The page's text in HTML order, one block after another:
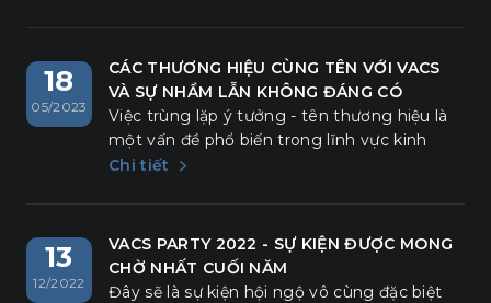
chỉ kéo dài 3 ngày 2 đêm nhưng thực sự đã
mang lại cho VACSers nhiều cảm xúc, nhiều
khoảnh khắc lắng đọng và "chở" thêm
những hi vọng vào tương lai.
18
05/2023
CÁC THƯƠNG HIỆU CÙNG TÊN VỚI VACS
VÀ SỰ NHẦM LẪN KHÔNG ĐÁNG CÓ
Việc trùng lặp ý tưởng - tên thương hiệu là
một vấn đề phổ biến trong lĩnh vực kinh
doanh và tiếp thị. Khi hai hoặc nhiều tổ chức
gây ra sự nhầm lẫn.
Chi tiết
13
12/2022
VACS PARTY 2022 - SỰ KIỆN ĐƯỢC MONG
CHỜ NHẤT CUỐI NĂM
Đây sẽ là sự kiện hội ngộ vô cùng đặc biệt